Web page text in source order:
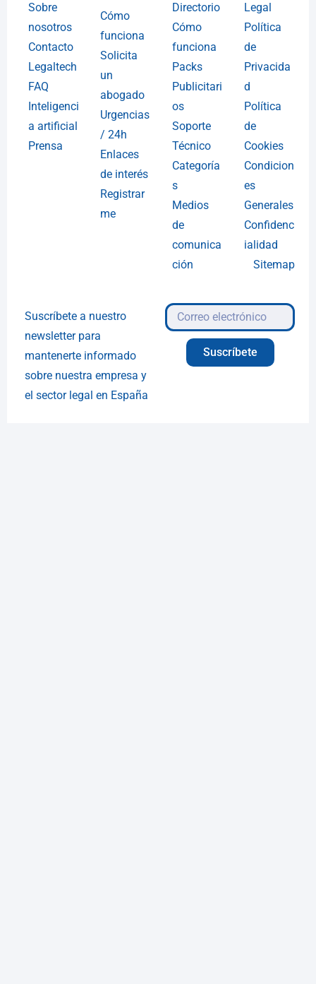
Sobre
nosotros
Contacto
Legaltech
FAQ
Inteligenci
a artificial
Prensa
Cómo
funciona
Solicita
un
abogado
Urgencias
/ 24h
Enlaces
de interés
Registrar
me
Directorio
Cómo
funciona
Packs
Publicitari
os
Soporte
Técnico
Categoría
s
Medios
de
comunica
ción
Legal
Política
de
Privacida
d
Política
de
Cookies
Condicion
es
Generales
Confidenc
ialidad
Sitemap
Suscríbete a nuestro
newsletter para
mantenerte informado
sobre nuestra empresa y
el sector legal en España
Suscríbete